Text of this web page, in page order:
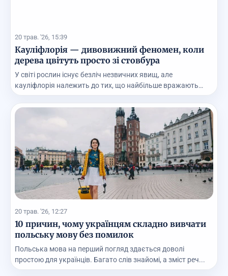
20 трав. '26, 15:39
Кауліфлорія — дивовижний феномен, коли
дерева цвітуть просто зі стовбура
У світі рослин існує безліч незвичних явищ, але
кауліфлорія належить до тих, що найбільше вражають
20 трав. '26, 12:27
10 причин, чому українцям складно вивчати
польську мову без помилок
Польська мова на перший погляд здається доволі
простою для українців. Багато слів знайомі, а зміст реч...